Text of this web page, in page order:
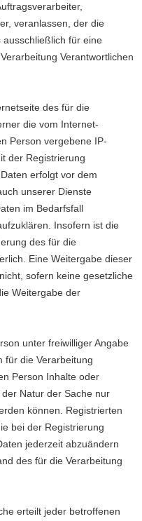
veranlassen, der die
für eine
Verantwortlichen
des für die
die vom Internet-
Person vergebene IP-
der Registrierung
erfolgt vor dem
unserer Dienste
im Bedarfsfall
Insofern ist die
des für die
Eine Weitergabe dieser
sofern keine gesetzliche
Weitergabe der
unter freiwilliger Angabe
für die Verarbeitung
Person Inhalte oder
Natur der Sache nur
können. Registrierten
bei der Registrierung
jederzeit abzuändern
des für die Verarbeitung
erteilt jeder betroffenen